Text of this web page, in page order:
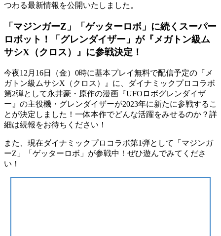
つわる最新情報を公開いたしました。
「マジンガーZ」「ゲッターロボ」に続くスーパー
ロボット！「グレンダイザー」が『メガトン級ム
サシX（クロス）』に参戦決定！
今夜12月16日（金）0時に基本プレイ無料で配信予定の『メ
ガトン級ムサシX（クロス）』に、ダイナミックプロコラボ
第2弾として永井豪・原作の漫画『UFOロボグレンダイザ
ー』の主役機・グレンダイザーが2023年に新たに参戦するこ
とが決定しました！一体本作でどんな活躍をみせるのか？詳
細は続報をお待ちください！
また、現在ダイナミックプロコラボ第1弾として「マジンガ
ーZ」「ゲッターロボ」が参戦中！ぜひ遊んでみてくださ
い！